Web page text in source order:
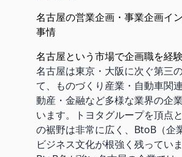
名古屋の営業企画・事業企画イ
事情
名古屋という市場で企画職を経
名古屋は東京・大阪に次ぐ第三
て、ものづくり産業・自動車関
動産・金融など多様な業界の企
います。トヨタグループを頂点
の裾野は非常に広く、BtoB（企
ビジネス文化が根強く残っていま